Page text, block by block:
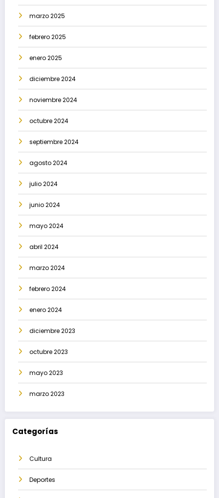
marzo 2025
febrero 2025
enero 2025
diciembre 2024
noviembre 2024
octubre 2024
septiembre 2024
agosto 2024
julio 2024
junio 2024
mayo 2024
abril 2024
marzo 2024
febrero 2024
enero 2024
diciembre 2023
octubre 2023
mayo 2023
marzo 2023
Categorías
Cultura
Deportes